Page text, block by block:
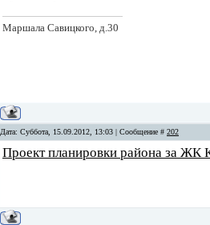
Маршала Савицкого, д.30
Дата: Суббота, 15.09.2012, 13:03 | Сообщение # 202
Проект планировки района за ЖК